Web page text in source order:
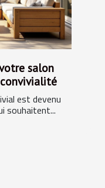
salon
est devenu
souhaitent...